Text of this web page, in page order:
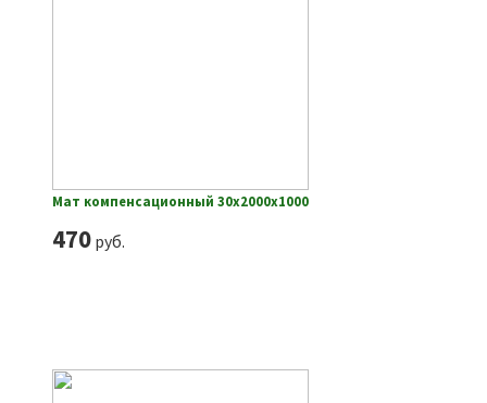
Мат компенсационный 30х2000х1000
470руб.